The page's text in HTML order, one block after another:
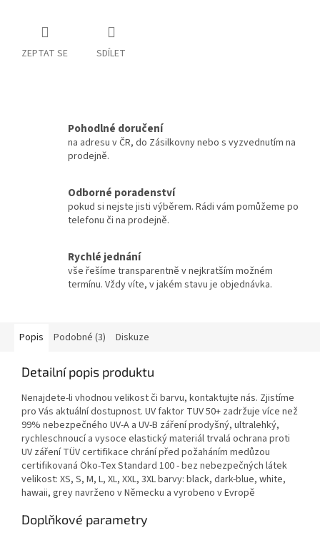
ZEPTAT SE SDÍLET
Pohodlné doručení
na adresu v ČR, do Zásilkovny nebo s vyzvednutím na
prodejně.
Odborné poradenství
pokud si nejste jisti výběrem. Rádi vám pomůžeme po
telefonu či na prodejně.
Rychlé jednání
vše řešíme transparentně v nejkratším možném
termínu. Vždy víte, v jakém stavu je objednávka.
Popis Podobné (3) Diskuze
Detailní popis produktu
Nenajdete-li vhodnou velikost či barvu, kontaktujte nás. Zjistíme
pro Vás aktuální dostupnost. UV faktor TUV 50+ zadržuje více než
99% nebezpečného UV-A a UV-B záření prodyšný, ultralehký,
rychleschnoucí a vysoce elastický materiál trvalá ochrana proti
UV záření TÜV certifikace chrání před požaháním medůzou
certifikovaná Öko-Tex Standard 100 - bez nebezpečných látek
velikost: XS, S, M, L, XL, XXL, 3XL barvy: black, dark-blue, white,
hawaii, grey navrženo v Německu a vyrobeno v Evropě
Doplňkové parametry